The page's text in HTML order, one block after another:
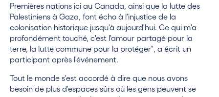
Premières nations ici au Canada, ainsi que la lutte des
Palestiniens à Gaza, font écho à l'injustice de la
colonisation historique jusqu'à aujourd'hui. Ce qui m'a
profondément touché, c'est l'amour partagé pour la
terre, la lutte commune pour la protéger", a écrit un
participant après l'événement.
Tout le monde s'est accordé à dire que nous avons
besoin de plus d'espaces sûrs où les gens peuvent se